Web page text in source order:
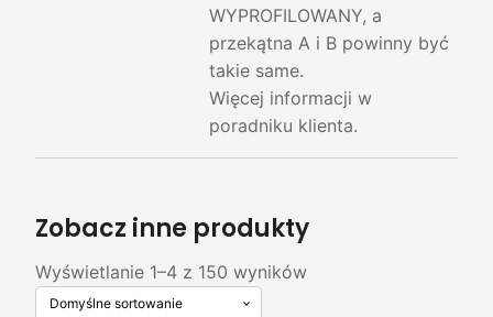
WYPROFILOWANY, a
przekątna A i B powinny być
takie same.
Więcej informacji w
poradniku klienta.
Zobacz inne produkty
Wyświetlanie 1–4 z 150 wyników